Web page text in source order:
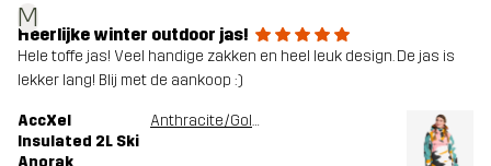
M
Heerlijke winter outdoor jas!
Hele toffe jas! Veel handige zakken en heel leuk design. De jas is
lekker lang! Blij met de aankoop :)
AccXel
Insulated 2L Ski
Anthracite/Golden Yellow